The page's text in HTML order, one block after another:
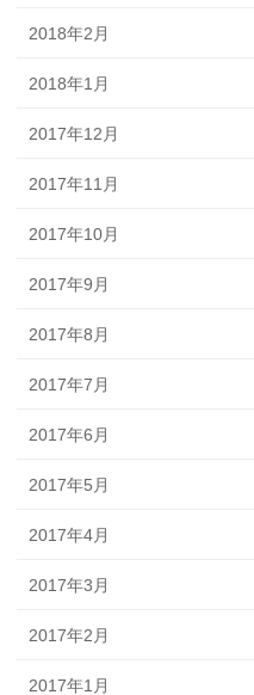
2018年2月
2018年1月
2017年12月
2017年11月
2017年10月
2017年9月
2017年8月
2017年7月
2017年6月
2017年5月
2017年4月
2017年3月
2017年2月
2017年1月